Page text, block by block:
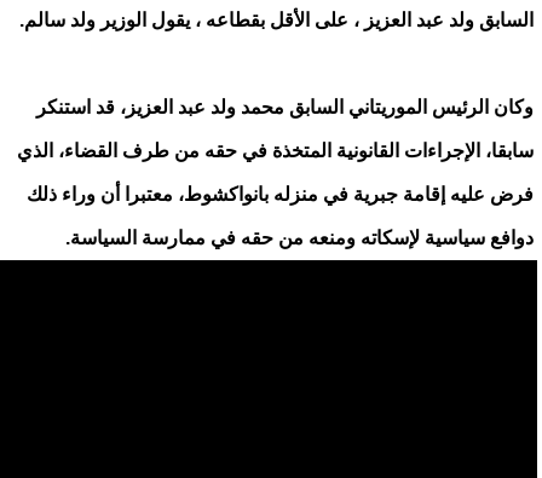
السابق ولد عبد العزيز ، على الأقل بقطاعه ، يقول الوزير ولد سالم.
وكان الرئيس الموريتاني السابق محمد ولد عبد العزيز، قد استنكر
سابقا، الإجراءات القانونية المتخذة في حقه من طرف القضاء، الذي
فرض عليه إقامة جبرية في منزله بانواكشوط، معتبرا أن وراء ذلك
دوافع سياسية لإسكاته ومنعه من حقه في ممارسة السياسة.